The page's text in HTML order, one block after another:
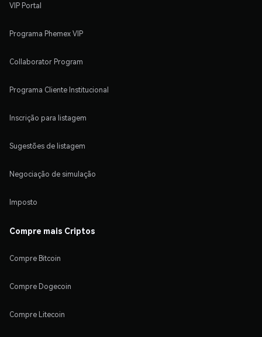
VIP Portal
Programa Phemex VIP
Collaborator Program
Programa Cliente Institucional
Inscrição para listagem
Sugestões de listagem
Negociação de simulação
Imposto
Compre mais Criptos
Compre Bitcoin
Compre Dogecoin
Compre Litecoin